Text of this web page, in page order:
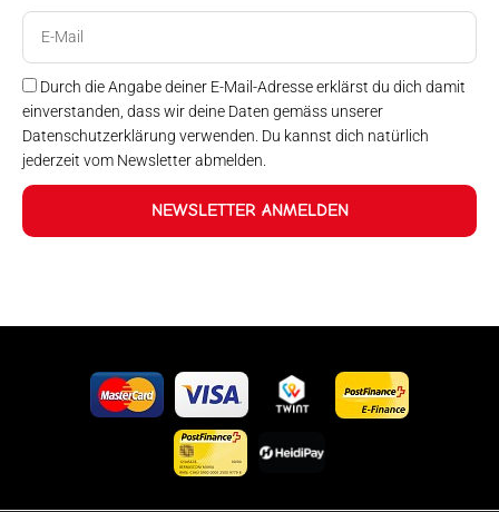
Durch die Angabe deiner E-Mail-Adresse erklärst du dich damit
einverstanden, dass wir deine Daten gemäss unserer
Datenschutzerklärung verwenden. Du kannst dich natürlich
jederzeit vom Newsletter abmelden.
NEWSLETTER ANMELDEN